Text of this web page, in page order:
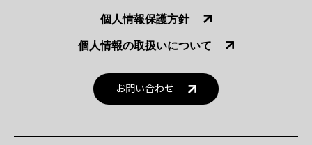
個人情報保護方針
個人情報の取扱いについて
お問い合わせ